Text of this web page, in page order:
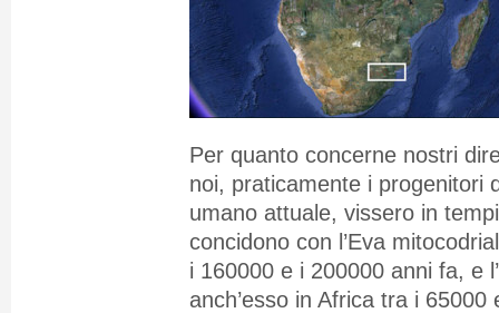
Per quanto concerne nostri
noi, praticamente i progenitori
umano attuale, vissero in
concidono con l’Eva
i 160000 e i 200000 anni fa, e
anch’esso in Africa tra i